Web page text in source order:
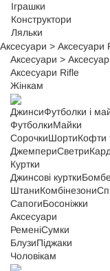
Іграшки
Конструктори
Ляльки
Аксесуари > Аксесуари
Аксесуари >
Аксесуари Rifle
Жінкам
ДжинсиФутболки і
ФутболкиМайки
СорочкиШортиКофти
ДжемпериСветри
Куртки
Джинсові куртки
ШтаниКомбінезони
СапогиБосоніжки
Аксесуари
РеменіСумки
БлузиПіджаки
Чоловікам